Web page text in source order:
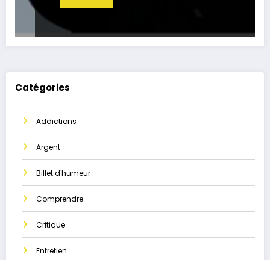
Catégories
Addictions
Argent
Billet d'humeur
Comprendre
Critique
Entretien